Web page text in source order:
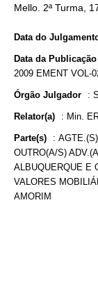
Mello. 2ª Turma,
Data do
Data da Publicação
2009 EMENT VOL-
Órgão Julgador :
Relator(a) : Min.
Parte(s) :
OUTRO(A/S)
ALBUQUERQUE E
VALORES
AMORIM